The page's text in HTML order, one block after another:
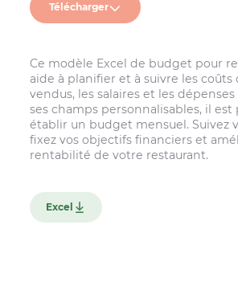
Télécharger
Ce modèle Excel de budget pour
aide à planifier et à suivre les
vendus, les salaires et les
ses champs personnalisables, il est
établir un budget mensuel. Suivez
fixez vos objectifs financiers et
rentabilité de votre restaurant.
Excel